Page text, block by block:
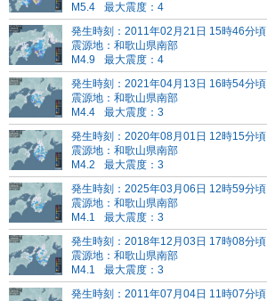
M5.4
最大震度：4
発生時刻：2011年02月21日 15時46分頃
震源地：和歌山県南部
M4.9
最大震度：4
発生時刻：2021年04月13日 16時54分頃
震源地：和歌山県南部
M4.4
最大震度：3
発生時刻：2020年08月01日 12時15分頃
震源地：和歌山県南部
M4.2
最大震度：3
発生時刻：2025年03月06日 12時59分頃
震源地：和歌山県南部
M4.1
最大震度：3
発生時刻：2018年12月03日 17時08分頃
震源地：和歌山県南部
M4.1
最大震度：3
発生時刻：2011年07月04日 11時07分頃